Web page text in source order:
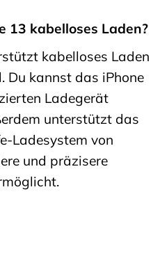
13 kabelloses Laden?
kabelloses Laden
Du kannst das iPhone
Ladegerät
unterstützt das
Ladesystem von
und präzisere